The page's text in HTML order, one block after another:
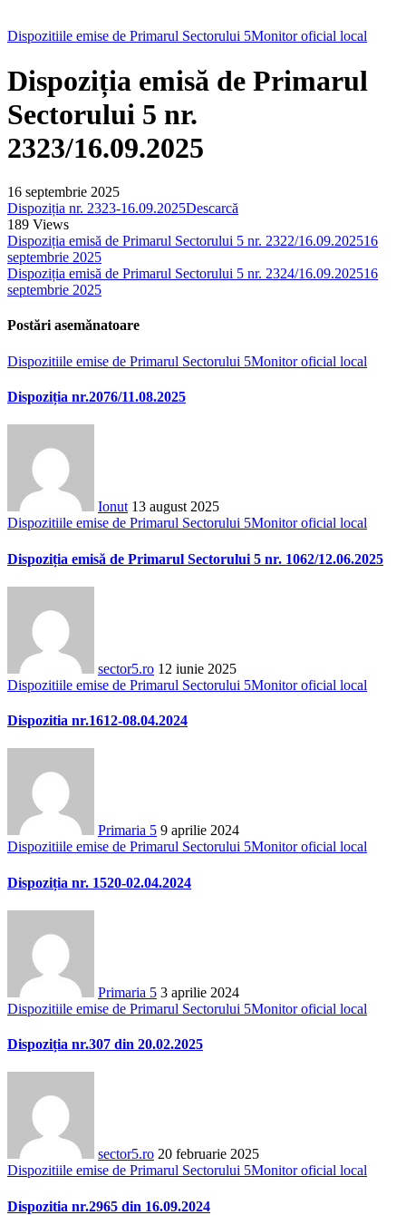
Dispozitiile emise de Primarul Sectorului 5Monitor oficial local
Dispoziția emisă de Primarul
Sectorului 5 nr.
2323/16.09.2025
16 septembrie 2025
Dispoziția nr. 2323-16.09.2025Descarcă
189 Views
Dispoziția emisă de Primarul Sectorului 5 nr. 2322/16.09.202516
septembrie 2025
Dispoziția emisă de Primarul Sectorului 5 nr. 2324/16.09.202516
septembrie 2025
Postări asemănatoare
Dispozitiile emise de Primarul Sectorului 5Monitor oficial local
Dispoziția nr.2076/11.08.2025
Ionut 13 august 2025
Dispozitiile emise de Primarul Sectorului 5Monitor oficial local
Dispoziția emisă de Primarul Sectorului 5 nr. 1062/12.06.2025
sector5.ro 12 iunie 2025
Dispozitiile emise de Primarul Sectorului 5Monitor oficial local
Dispozitia nr.1612-08.04.2024
Primaria 5 9 aprilie 2024
Dispozitiile emise de Primarul Sectorului 5Monitor oficial local
Dispoziția nr. 1520-02.04.2024
Primaria 5 3 aprilie 2024
Dispozitiile emise de Primarul Sectorului 5Monitor oficial local
Dispoziția nr.307 din 20.02.2025
sector5.ro 20 februarie 2025
Dispozitiile emise de Primarul Sectorului 5Monitor oficial local
Dispozitia nr.2965 din 16.09.2024